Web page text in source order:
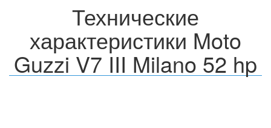
Технические
характеристики Moto
Guzzi V7 III Milano 52 hp